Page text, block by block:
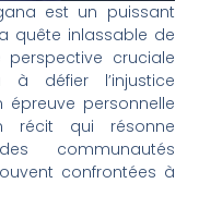
est un puissant
quête inlassable de
perspective cruciale
défier l’injustice
personnelle
récit qui résonne
communautés
confrontées à